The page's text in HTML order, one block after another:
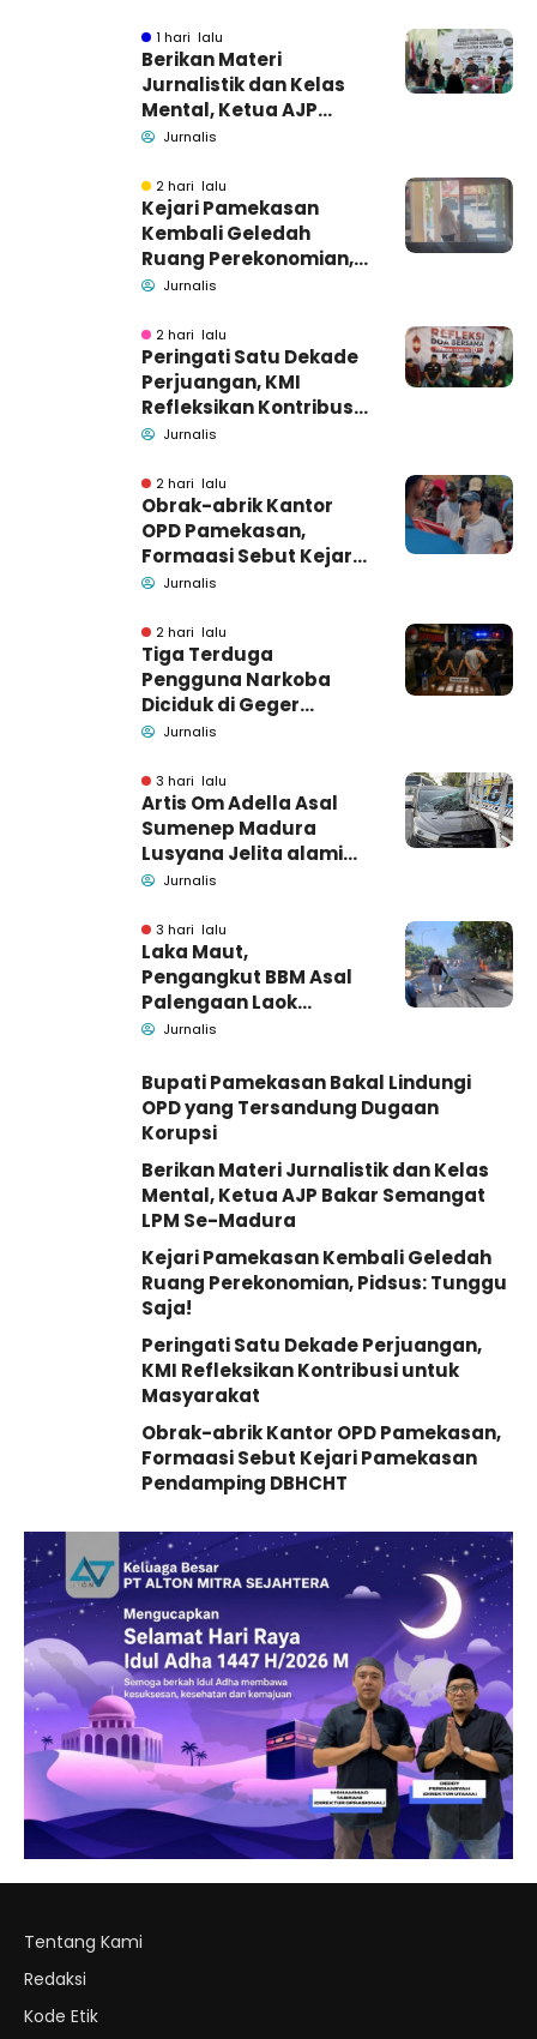
1 hari lalu
Berikan Materi
Jurnalistik dan Kelas
Mental, Ketua AJP
Bakar Semangat LPM
Jurnalis
2 hari lalu
Kejari Pamekasan
Kembali Geledah
Ruang Perekonomian,
Pidsus: Tunggu Saja!
Jurnalis
2 hari lalu
Peringati Satu Dekade
Perjuangan, KMI
Refleksikan Kontribusi
untuk Masyarakat
Jurnalis
2 hari lalu
Obrak-abrik Kantor
OPD Pamekasan,
Formaasi Sebut Kejari
Pamekasan
Jurnalis
2 hari lalu
Tiga Terduga
Pengguna Narkoba
Diciduk di Geger
Bangkalan, Polisi Masih
Barang Bukti
Jurnalis
3 hari lalu
Artis Om Adella Asal
Sumenep Madura
Lusyana Jelita alami
kecelakaan di Wonogiri
Jurnalis
3 hari lalu
Laka Maut,
Pengangkut BBM Asal
Palengaan Laok
Pamekasan Meninggal
Jurnalis
Bupati Pamekasan Bakal Lindungi
OPD yang Tersandung Dugaan
Korupsi
Berikan Materi Jurnalistik dan Kelas
Mental, Ketua AJP Bakar Semangat
LPM Se-Madura
Kejari Pamekasan Kembali Geledah
Ruang Perekonomian, Pidsus: Tunggu
Saja!
Peringati Satu Dekade Perjuangan,
KMI Refleksikan Kontribusi untuk
Masyarakat
Obrak-abrik Kantor OPD Pamekasan,
Formaasi Sebut Kejari Pamekasan
Pendamping DBHCHT
Tentang Kami
Redaksi
Kode Etik